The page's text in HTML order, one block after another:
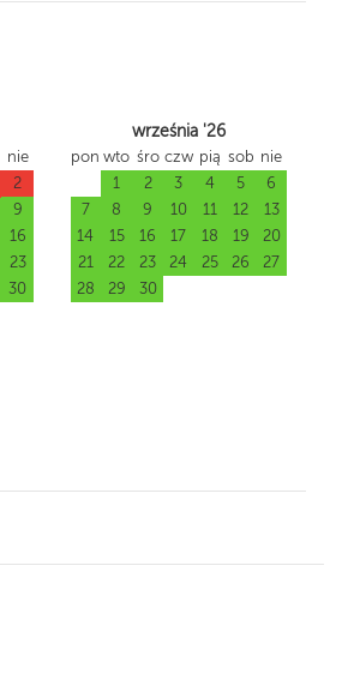
nie
2
9
16
23
30
września '26
pon wto śro czw pią sob nie
1
2 3 4 5
6
7
8 9 10 11 12
13
14
15 16 17 18 19
20
21
22 23 24 25 26
27
28
29 30